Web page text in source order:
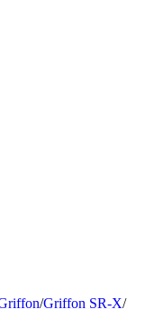
/Griffon SR-X/